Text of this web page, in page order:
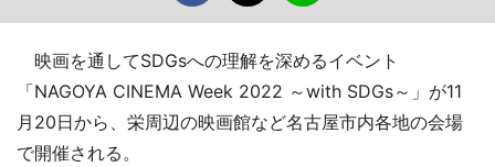
映画を通してSDGsへの理解を深めるイベント
「NAGOYA CINEMA Week 2022 ～with SDGs～」が11
月20日から、栄周辺の映画館など名古屋市内各地の会場
で開催される。